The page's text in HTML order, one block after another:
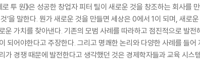
로 투 원》은 성공한 창업자 피터 틸이 새로운 것을 창조하는 회사
’을 말한다. 뭔가 새로운 것을 만들면 세상은 0에서 1이 되며, 새로
운 가치를 찾아낸다. 기존의 모범 사례를 따라하고 점진적으로 발
되어야한다고 주장한다. 그리고 명쾌한 논리와 다양한 사례를 들
가 경쟁 때문에 발전한다고 생각했던 것은 경제학자들과 교육 시스